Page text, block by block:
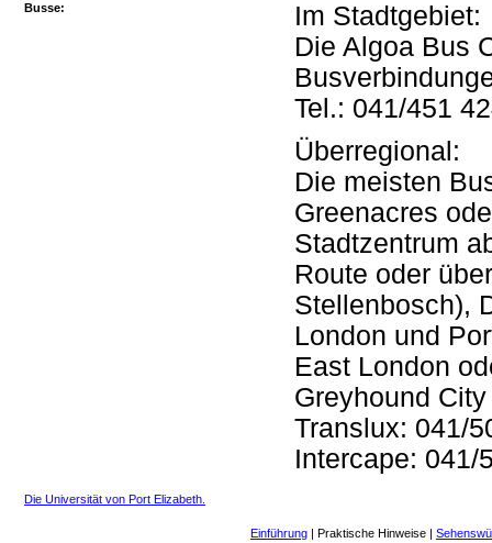
Busse:
Im Stadtgebiet:
Die Algoa Bus
Tel.: 041/451
Überregional:
Die meisten
Greenacres
Stadtzentrum
Route oder
Stellenbosch),
London und
East London
Greyhound
Translux: 041/
Intercape: 041/
Die Universität von Port Elizabeth.
Einführung Praktische Hinweise